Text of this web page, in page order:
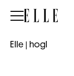
Elle
Elle hogl